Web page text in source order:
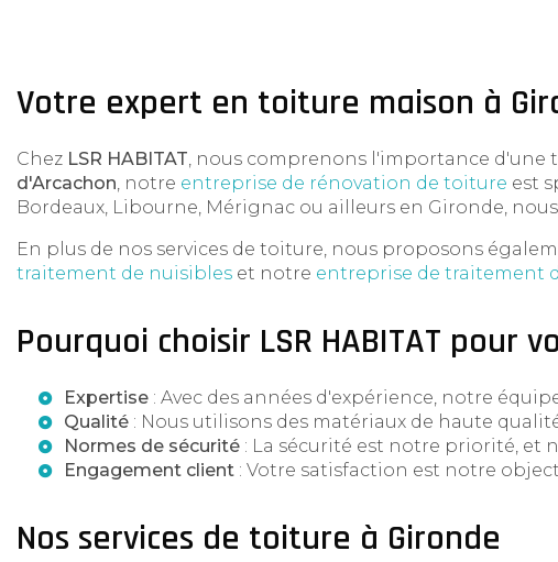
Votre expert en toiture maison à
Chez LSR HABITAT , nous comprenons l'importance
d'Arcachon , notre entreprise de rénovation de toiture est
Bordeaux, Libourne, Mérignac ou ailleurs en Gironde,
En plus de nos services de toiture, nous proposons
traitement de nuisibles et notre entreprise de traitement
Pourquoi choisir LSR HABITAT pour
Expertise : Avec des années d'expérience, notre
Qualité : Nous utilisons des matériaux de haute
Normes de sécurité : La sécurité est notre priorité, et
Engagement client : Votre satisfaction est notre
Nos services de toiture à Gironde